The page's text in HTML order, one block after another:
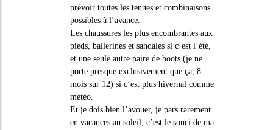
prévoir toutes les tenues et combinaisons
possibles à l’avance.
Les chaussures les plus encombrantes aux
pieds, ballerines et sandales si c’est l’été,
et une seule autre paire de boots (je ne
porte presque exclusivement que ça, 8
mois sur 12) si c’est plus hivernal comme
météo.
Et je dois bien l’avouer, je pars rarement
en vacances au soleil, c’est le souci de ma